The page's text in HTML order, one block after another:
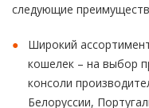
следующие
Широкий
кошелек – на выбор
консоли
Белоруссии,